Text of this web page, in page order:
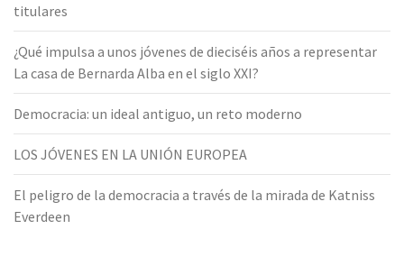
titulares
¿Qué impulsa a unos jóvenes de dieciséis años a representar
La casa de Bernarda Alba en el siglo XXI?
Democracia: un ideal antiguo, un reto moderno
LOS JÓVENES EN LA UNIÓN EUROPEA
El peligro de la democracia a través de la mirada de Katniss
Everdeen